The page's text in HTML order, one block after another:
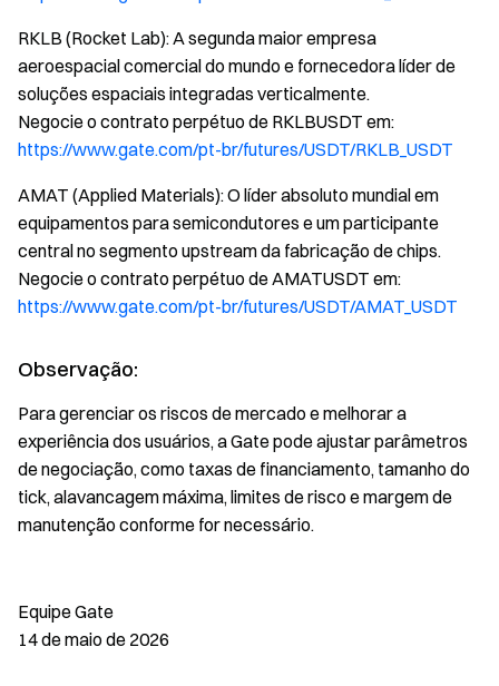
RKLB (Rocket Lab): A segunda maior empresa
aeroespacial comercial do mundo e fornecedora líder de
soluções espaciais integradas verticalmente.
Negocie o contrato perpétuo de RKLBUSDT em:
https://www.gate.com/pt-br/futures/USDT/RKLB_USDT
AMAT (Applied Materials): O líder absoluto mundial em
equipamentos para semicondutores e um participante
central no segmento upstream da fabricação de chips.
Negocie o contrato perpétuo de AMATUSDT em:
https://www.gate.com/pt-br/futures/USDT/AMAT_USDT
Observação:
Para gerenciar os riscos de mercado e melhorar a
experiência dos usuários, a Gate pode ajustar parâmetros
de negociação, como taxas de financiamento, tamanho do
tick, alavancagem máxima, limites de risco e margem de
manutenção conforme for necessário.
Equipe Gate
14 de maio de 2026